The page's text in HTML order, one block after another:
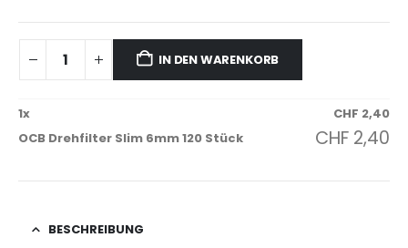
IN DEN WARENKORB
1x CHF 2,40
OCB Drehfilter Slim 6mm 120 Stück
CHF 2,40
BESCHREIBUNG